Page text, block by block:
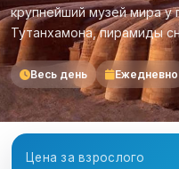
крупнейший музей мира
Тутанхамона, пирамиды
Весь день Ежедневно
Цена за взрослого